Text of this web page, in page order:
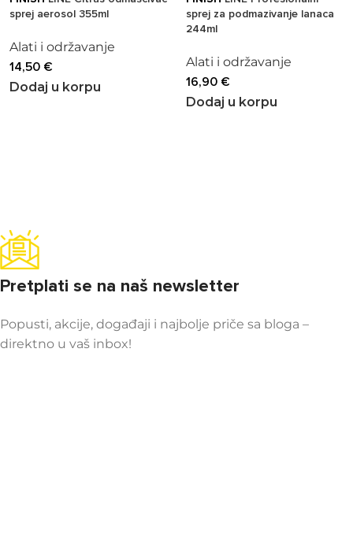
sprej aerosol 355ml
Alati i održavanje
14,50 €
Dodaj u korpu
sprej za podmazivanje lanaca
244ml
Alati i održavanje
16,90 €
Dodaj u korpu
Pretplati se na naš newsletter
Popusti, akcije, događaji i najbolje priče sa bloga –
direktno u vaš inbox!